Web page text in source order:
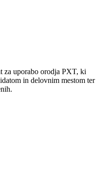
za uporabo orodja PXT, ki
in delovnim mestom ter